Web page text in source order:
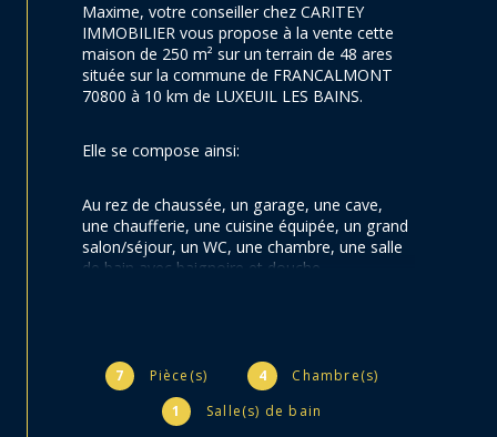
7 Pièce(s) 4
Chambre(s)
1
Salle(s) de bain
Maxime, votre conseiller chez CARITEY
IMMOBILIER vous propose à la vente cette
maison de 250 m² sur un terrain de 48 ares
située sur la commune de FRANCALMONT
70800 à 10 km de LUXEUIL LES BAINS.
Elle se compose ainsi:
Au rez de chaussée, un garage, une cave,
une chaufferie, une cuisine équipée, un grand
salon/séjour, un WC, une chambre, une salle
de bain avec baignoire et douche.
salle de bain, un très gros grenier.
Au 2ème étage, un grenier.